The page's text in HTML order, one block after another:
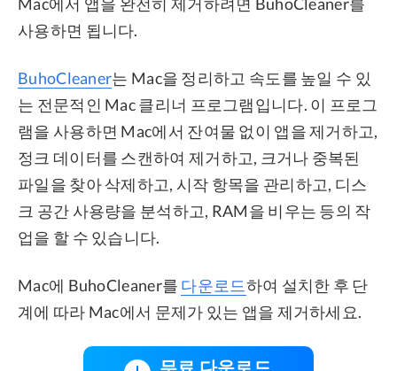
사용하면 됩니다.
BuhoCleaner는 Mac을 정리하고 속도를 높일 수 있
는 전문적인 Mac 클리너 프로그램입니다. 이 프로그
램을 사용하면 Mac에서 잔여물 없이 앱을 제거하고,
정크 데이터를 스캔하여 제거하고, 크거나 중복된
파일을 찾아 삭제하고, 시작 항목을 관리하고, 디스
크 공간 사용량을 분석하고, RAM을 비우는 등의 작
업을 할 수 있습니다.
Mac에 BuhoCleaner를 다운로드하여 설치한 후 단
계에 따라 Mac에서 문제가 있는 앱을 제거하세요.
무료 다운로드